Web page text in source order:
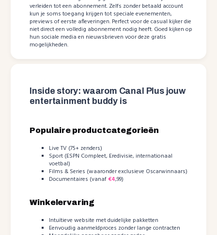
verleiden tot een abonnement. Zelfs zonder betaald account
kun je soms toegang krijgen tot speciale evenementen,
previews of eerste afleveringen. Perfect voor de casual kijker die
niet direct een volledig abonnement nodig heeft. Goed kijken op
hun sociale media en nieuwsbrieven voor deze gratis
mogelijkheden.
Inside story: waarom Canal Plus jouw
entertainment buddy is
Populaire productcategorieën
Live TV (75+ zenders)
Sport (ESPN Compleet, Eredivisie, internationaal
voetbal)
Films & Series (waaronder exclusieve Oscarwinnaars)
Documentaires (vanaf€4,99)
Winkelervaring
Intuïtieve website met duidelijke pakketten
Eenvoudig aanmeldproces zonder lange contracten